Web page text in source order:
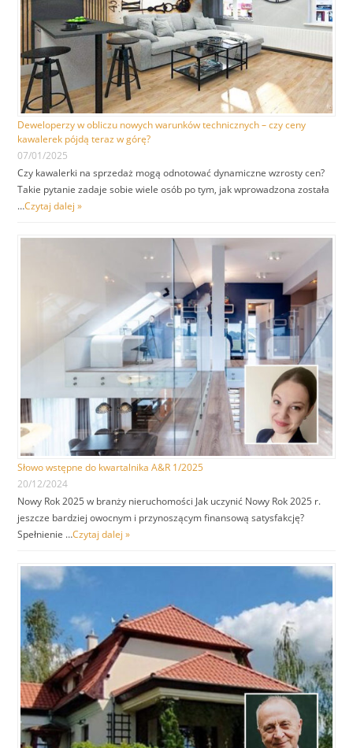
Deweloperzy w obliczu nowych warunków technicznych – czy ceny
kawalerek pójdą teraz w górę?
07/01/2025
Czy kawalerki na sprzedaż mogą odnotować dynamiczne wzrosty cen?
Takie pytanie zadaje sobie wiele osób po tym, jak wprowadzona została
…Czytaj dalej »
Słowo wstępne do kwartalnika A&R 1/2025
20/12/2024
Nowy Rok 2025 w branży nieruchomości Jak uczynić Nowy Rok 2025 r.
jeszcze bardziej owocnym i przynoszącym finansową satysfakcję?
Spełnienie …Czytaj dalej »